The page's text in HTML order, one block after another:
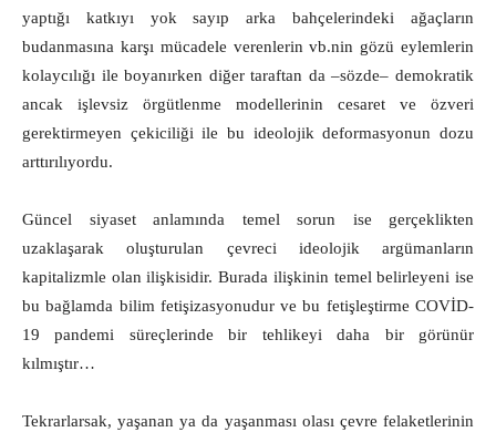
yaptığı katkıyı yok sayıp arka bahçelerindeki ağaçların
budanmasına karşı mücadele verenlerin vb.nin gözü eylemlerin
kolaycılığı ile boyanırken diğer taraftan da ‒sözde‒ demokratik
ancak işlevsiz örgütlenme modellerinin cesaret ve özveri
gerektirmeyen çekiciliği ile bu ideolojik deformasyonun dozu
arttırılıyordu.
Güncel siyaset anlamında temel sorun ise gerçeklikten
uzaklaşarak oluşturulan çevreci ideolojik argümanların
kapitalizmle olan ilişkisidir. Burada ilişkinin temel belirleyeni ise
bu bağlamda bilim fetişizasyonudur ve bu fetişleştirme COVİD-
19 pandemi süreçlerinde bir tehlikeyi daha bir görünür
kılmıştır…
Tekrarlarsak, yaşanan ya da yaşanması olası çevre felaketlerinin